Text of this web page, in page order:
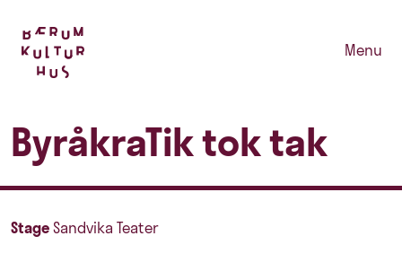
Menu
ByråkraTik tok tak
StageSandvika Teater